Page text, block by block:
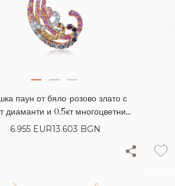
паун от бяло-розово злато с
диаманти и 0.5кт многоцветни
сапфири
6.955 EUR13.603 BGN